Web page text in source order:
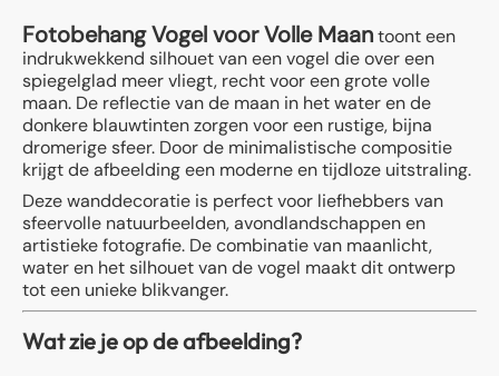
Fotobehang Vogel voor Volle Maantoont een
indrukwekkend silhouet van een vogel die over een
spiegelglad meer vliegt, recht voor een grote volle
maan. De reflectie van de maan in het water en de
donkere blauwtinten zorgen voor een rustige, bijna
dromerige sfeer. Door de minimalistische compositie
krijgt de afbeelding een moderne en tijdloze uitstraling.
Deze wanddecoratie is perfect voor liefhebbers van
sfeervolle natuurbeelden, avondlandschappen en
artistieke fotografie. De combinatie van maanlicht,
water en het silhouet van de vogel maakt dit ontwerp
tot een unieke blikvanger.
Wat zie je op de afbeelding?